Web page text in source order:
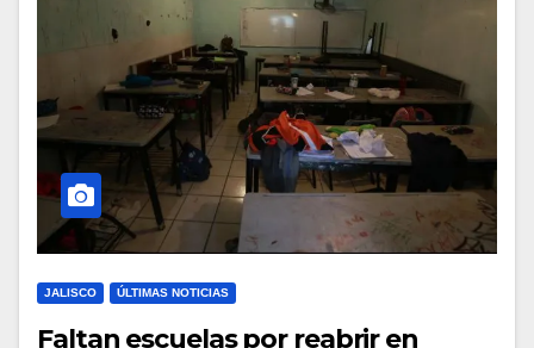
JALISCO ÚLTIMAS NOTICIAS
Faltan escuelas por reabrir en